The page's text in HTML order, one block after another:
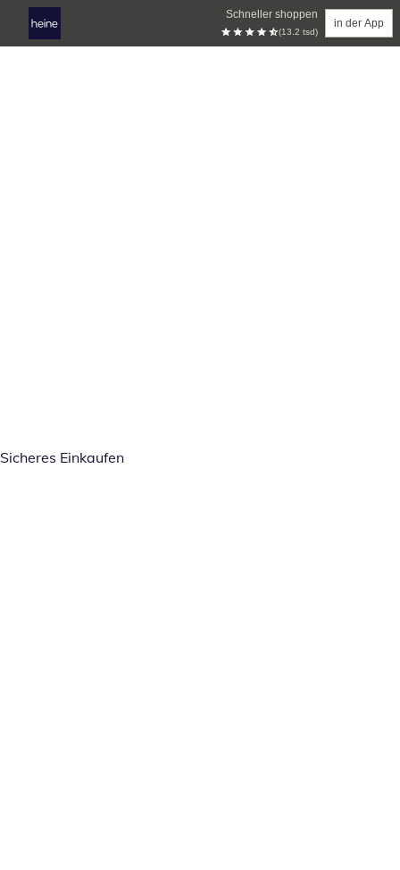
Schneller shoppen
(13.2 tsd)
in der App
Sicheres Einkaufen